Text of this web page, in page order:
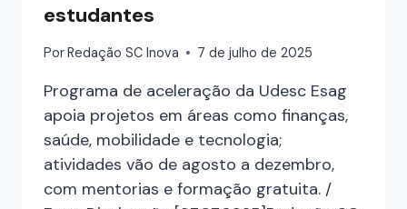
estudantes
PorRedação SC Inova 7 de julho de 2025
Programa de aceleração da Udesc Esag
apoia projetos em áreas como finanças,
saúde, mobilidade e tecnologia;
atividades vão de agosto a dezembro,
com mentorias e formação gratuita. /